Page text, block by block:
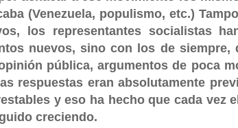
(Venezuela, populismo, etc.)
los representantes socialistas
nuevos, sino con los de siempre,
pública, argumentos de poca
respuestas eran absolutamente
y eso ha hecho que cada vez
creciendo.